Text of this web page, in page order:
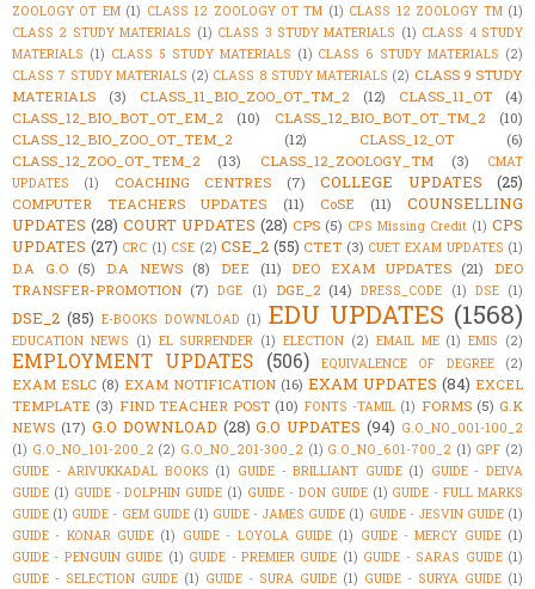
ZOOLOGY OT EM (1) CLASS 12 ZOOLOGY OT TM (1) CLASS 12 ZOOLOGY TM (1)
CLASS 2 STUDY MATERIALS (1) CLASS 3 STUDY MATERIALS (1) CLASS 4 STUDY
MATERIALS (1) CLASS 5 STUDY MATERIALS (1) CLASS 6 STUDY MATERIALS (2)
CLASS 7 STUDY MATERIALS (2) CLASS 8 STUDY MATERIALS (2) CLASS 9 STUDY
MATERIALS
(3) CLASS_11_BIO_ZOO_OT_TM_2 (12) CLASS_11_OT
(4)
CLASS_12_BIO_BOT_OT_EM_2
(10) CLASS_12_BIO_BOT_OT_TM_2
(10)
CLASS_12_BIO_ZOO_OT_TEM_2
(12) CLASS_12_OT
(6)
CLASS_12_ZOO_OT_TEM_2
(13) CLASS_12_ZOOLOGY_TM (3)
CMAT
UPDATES
(1) COACHING CENTRES (7) COLLEGE UPDATES (25)
COMPUTER TEACHERS UPDATES (11) CoSE (11)
COUNSELLING
UPDATES (28) COURT UPDATES (28) CPS (5) CPS Missing Credit (1) CPS
UPDATES (27) CRC (1) CSE (2) CSE_2 (55) CTET (3) CUET EXAM UPDATES (1)
D.A G.O (5) D.A NEWS (8) DEE (11) DEO EXAM UPDATES (21)
DEO
TRANSFER-PROMOTION (7) DGE (1) DGE_2 (14) DRESS_CODE (1) DSE (1)
DSE_2 (85) E-BOOKS DOWNLOAD (1) EDU UPDATES (1568)
EDUCATION NEWS (1) EL SURRENDER (1) ELECTION (2) EMAIL ME (1) EMIS (2)
EMPLOYMENT UPDATES (506) EQUIVALENCE OF DEGREE (2)
EXAM ESLC (8) EXAM NOTIFICATION (16) EXAM UPDATES (84) EXCEL
TEMPLATE (3) FIND TEACHER POST (10) FONTS -TAMIL (1) FORMS (5) G.K
NEWS (17) G.O DOWNLOAD (28) G.O UPDATES (94) G.O_NO_001-100_2
(1) G.O_NO_101-200_2 (2) G.O_NO_201-300_2 (1) G.O_NO_601-700_2 (1) GPF (2)
GUIDE - ARIVUKKADAL BOOKS (1) GUIDE - BRILLIANT GUIDE (1) GUIDE - DEIVA
GUIDE (1) GUIDE - DOLPHIN GUIDE (1) GUIDE - DON GUIDE (1) GUIDE - FULL MARKS
GUIDE (1) GUIDE - GEM GUIDE (1) GUIDE - JAMES GUIDE (1) GUIDE - JESVIN GUIDE (1)
GUIDE - KONAR GUIDE (1) GUIDE - LOYOLA GUIDE (1) GUIDE - MERCY GUIDE (1)
GUIDE - PENGUIN GUIDE (1) GUIDE - PREMIER GUIDE (1) GUIDE - SARAS GUIDE (1)
GUIDE - SELECTION GUIDE (1) GUIDE - SURA GUIDE (1) GUIDE - SURYA GUIDE (1)